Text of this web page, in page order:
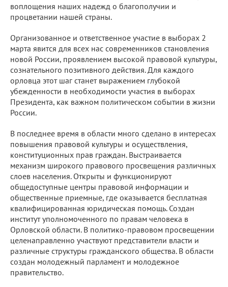
воплощения наших надежд о благополучии и
процветании нашей страны.
Организованное и ответственное участие в выборах 2
марта явится для всех нас современников становления
новой России, проявлением высокой правовой культуры,
сознательного позитивного действия. Для каждого
орловца этот шаг станет выражением глубокой
убежденности в необходимости участия в выборах
Президента, как важном политическом событии в жизни
России.
В последнее время в области много сделано в интересах
повышения правовой культуры и осуществления,
конституционных прав граждан. Выстраивается
механизм широкого правового просвещения различных
слоев населения. Открыты и функционируют
общедоступные центры правовой информации и
общественные приемные, где оказывается бесплатная
квалифицированная юридическая помощь. Создан
институт уполномоченного по правам человека в
Орловской области. В политико-правовом просвещении
целенаправленно участвуют представители власти и
различные структуры гражданского общества. В области
создан молодежный парламент и молодежное
правительство.